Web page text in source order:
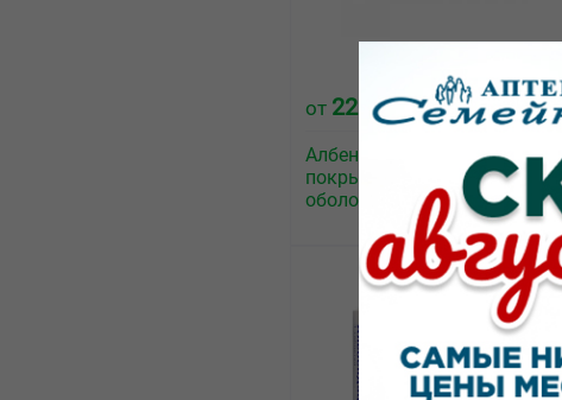
от 222.80₽
Албендазол-Алиум таблетки
покрытые плёночной
оболочкой 400мг №1